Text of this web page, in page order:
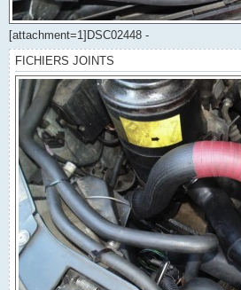
[attachment=1]DSC02448 -
FICHIERS JOINTS